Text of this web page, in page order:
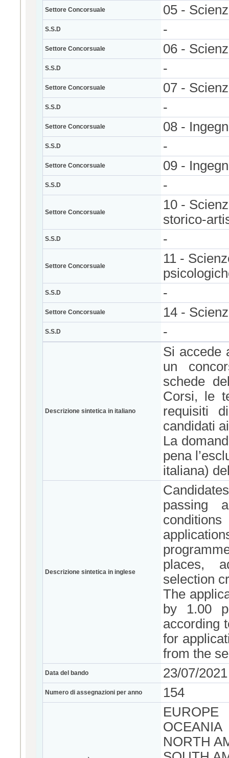
Settore Concorsuale 05 -
S.S.D -
Settore Concorsuale 06 -
S.S.D -
Settore Concorsuale 07 -
S.S.D -
Settore Concorsuale 08 -
S.S.D -
Settore Concorsuale 09 -
S.S.D -
Settore Concorsuale
10 -
storico-
S.S.D -
Settore Concorsuale
11 -
S.S.D -
Settore Concorsuale 14 -
S.S.D -
Descrizione sintetica in italiano
Si accede
un
schede
Corsi, le
requisiti
candidati
La
pena
italiana)
Descrizione sintetica in inglese
passing
places,
selection
The
by 1.00
according
for
from the
Data del bando 23/07/2021
Numero di assegnazioni per anno 154
EUROPE
OCEANIA
NORTH